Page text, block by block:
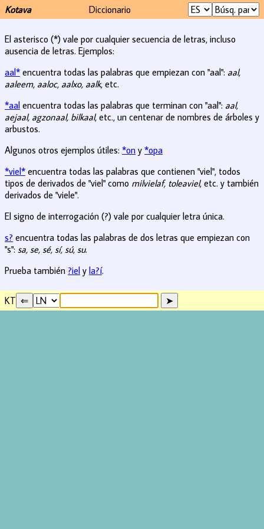
Kotava Diccionario
El asterisco (*) vale por cualquier secuencia de letras, incluso
ausencia de letras. Ejemplos:
aal* encuentra todas las palabras que empiezan con "aal": aal,
aaleem, aaloc, aalxo, aalk, etc.
*aal encuentra todas las palabras que terminan con "aal": aal,
aejaal, agzonaal, bilkaal, etc., un centenar de nombres de árboles y
arbustos.
Algunos otros ejemplos útiles: *on y *opa
*viel* encuentra todas las palabras que contienen "viel", todos
tipos de derivados de "viel" como milvielaf, toleaviel, etc. y también
derivados de "viele".
El signo de interrogación (?) vale por cualquier letra única.
s? encuentra todas las palabras de dos letras que empiezan con
"s": sa, se, sé, sí, sú, su.
Prueba también ?iel y la?í.
KT